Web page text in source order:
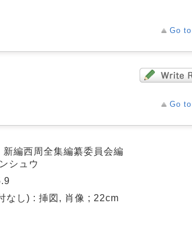
Go
Go
編西周全集編纂委員会編
シュウ
なし) : 挿図, 肖像 ; 22cm